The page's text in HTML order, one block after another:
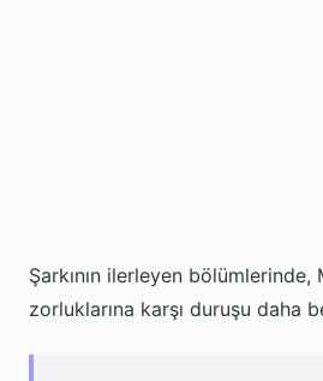
Şarkının ilerleyen bölümlerinde,
zorluklarına karşı duruşu daha